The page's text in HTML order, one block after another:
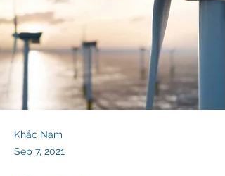
Khắc Nam
Sep 7, 2021